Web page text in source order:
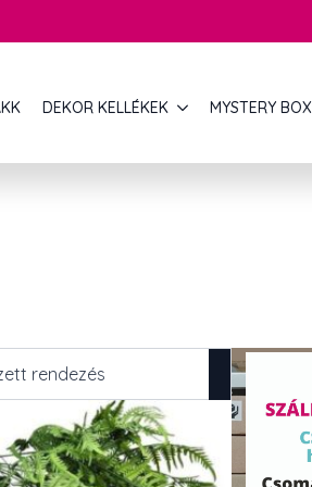
DEKOR KELLÉKEK MYSTERY BOX